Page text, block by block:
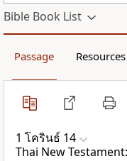
Bible Book List
Passage Resources
1 โครินธ์ 14
Thai New